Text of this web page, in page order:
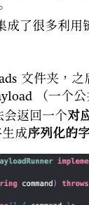
了很多利用
文件夹，之
（一个
会返回一个对
成序列化的